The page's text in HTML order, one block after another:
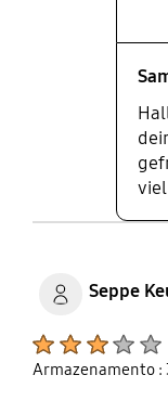
Seppe
Armazenamento :